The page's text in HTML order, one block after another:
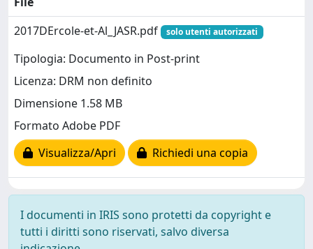
2017DErcole-et-Al_JASR.pdf
solo utenti autorizzati
Tipologia: Documento in Post-print
Licenza: DRM non definito
Dimensione 1.58 MB
Formato Adobe PDF
Visualizza/Apri
Richiedi una copia
I documenti in IRIS sono protetti da copyright e
tutti i diritti sono riservati, salvo diversa